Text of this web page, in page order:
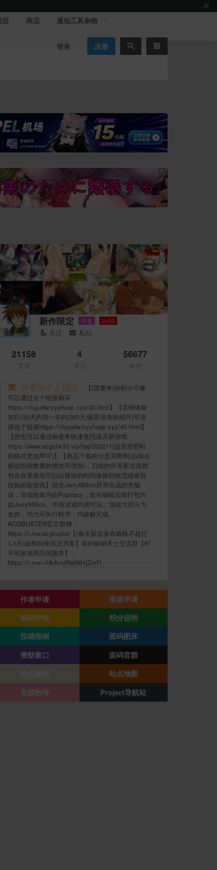
区 商店 通知工具杂物
登录 注册
新作限定 作者 Lv10
关注 私信
21158
文章
4
关注
56677
粉丝
作者的个人描述:
【(需要米)你积分不够
可以通过这个链接购买
https://ckyudw.tryyhuqc.xyz/30.html】【尝鲜体验
30日(30天内我一年内(365天)最新发布的稿件)可选
择这个链接https://ckyudw.tryyhuqc.xyz/40.html】
【您也可以通过标签来快速查找该月新游戏
https://www.acgcbk33.vip/tag/202211(这里按照时
间格式更改即可)】【商品下载积分是买断制(后续会
根据投稿数量的增加而增加)，后续的所有新游戏都
包含在里面你可以以最快的时间体验到放流或者我
自购的新游戏】联合JerryMillick肝帝合成的究极
体，游戏收集均由Poptracy，发布编辑后期打包均
由JerryMillick。所有游戏均测可玩。游戏大部分为
生肉，均为可执行程序，均破解完成。
ACGBUSTER官方群聊：
https://t.me/acgbuster【(每天新游发布最晚不超过
1.5天)如有特殊情况另算】面码炼铜术士交流群【时
不时发放商品优惠券】：
https://t.me/+HkAmjfNeN91jZmFl
作者申请
审核申请
编辑申请
积分说明
投稿指南
面码图床
赞助窗口
面码官群
站点地图
在线秒传
Project导航站